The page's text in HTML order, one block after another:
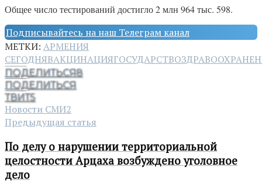
Общее число тестирований достигло 2 млн 964 тыс. 598.
Подписывайтесь на наш Телеграм канал
МЕТКИ: АРМЕНИЯ
СЕГОДНЯВАКЦИНАЦИЯГОСУДАРСТВО
ПОДЕЛИТЬСЯ8
ПОДЕЛИТЬСЯ
ТВИТ5
Новости СМИ2
Предыдущая статья
По делу о нарушении территориальной
целостности Арцаха возбуждено уголовное
дело